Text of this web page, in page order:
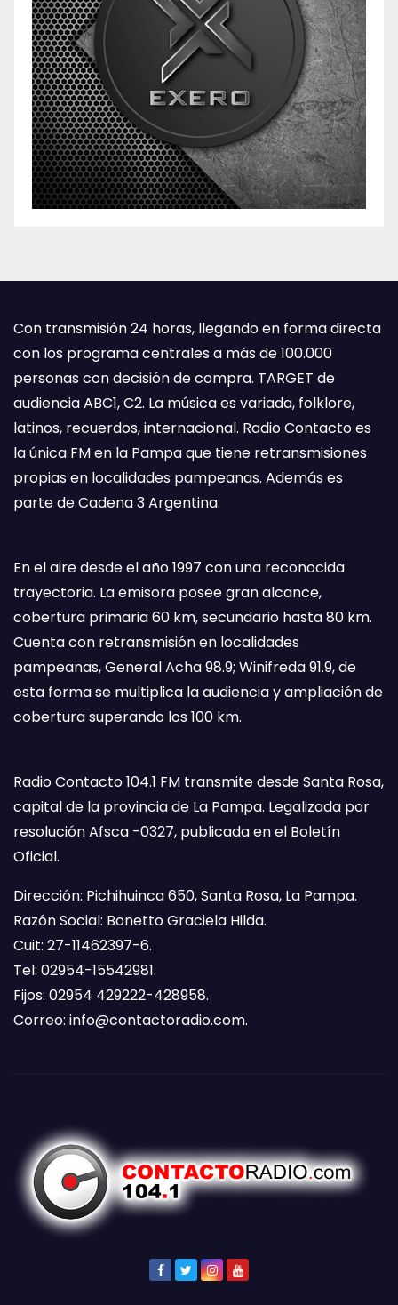
Con transmisión 24 horas, llegando en forma directa
con los programa centrales a más de 100.000
personas con decisión de compra. TARGET de
audiencia ABC1, C2. La música es variada, folklore,
latinos, recuerdos, internacional. Radio Contacto es
la única FM en la Pampa que tiene retransmisiones
propias en localidades pampeanas. Además es
parte de Cadena 3 Argentina.
En el aire desde el año 1997 con una reconocida
trayectoria. La emisora posee gran alcance,
cobertura primaria 60 km, secundario hasta 80 km.
Cuenta con retransmisión en localidades
pampeanas, General Acha 98.9; Winifreda 91.9, de
esta forma se multiplica la audiencia y ampliación de
cobertura superando los 100 km.
Radio Contacto 104.1 FM transmite desde Santa Rosa,
capital de la provincia de La Pampa. Legalizada por
resolución Afsca -0327, publicada en el Boletín
Oficial.
Dirección: Pichihuinca 650, Santa Rosa, La Pampa.
Razón Social: Bonetto Graciela Hilda.
Cuit: 27-11462397-6.
Tel: 02954-15542981.
Fijos: 02954 429222-428958.
Correo: info@contactoradio.com.